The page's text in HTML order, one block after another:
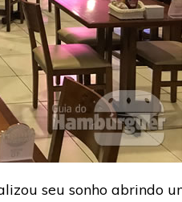
seu sonho abrindo